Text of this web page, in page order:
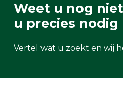
Weet u nog
u precies nodig
Vertel wat u zoekt en wij